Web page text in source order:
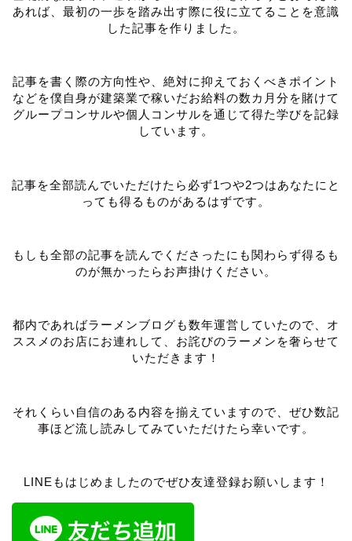
あれば、最初の一歩を踏み出す際に役に立てることを意識
した記事を作りました。
記事を書く際の方向性や、絶対に抑えておくべきポイント
などを僕自身が建築業で稼いだお給料の数カ月分を賭けて
グループコンサルや個人コンサルを通じて得た学びを記録
しています。
記事を全部読んでいただけたら必ず1つや2つはあなたにと
っても得るものがあるはずです。
もしも全部の記事を読んでくださったにも関わらず得るも
のが無かったらお声掛けください。
都内であればラーメンブログも数年運営していたので、オ
ススメのお店にお連れして、お詫びのラーメンを奢らせて
いただきます！
それくらい自信のある内容を揃えていますので、ぜひ数記
事ほど流し読みしてみていただけたら幸いです。
LINEもはじめましたのでぜひ友達登録お願いします！